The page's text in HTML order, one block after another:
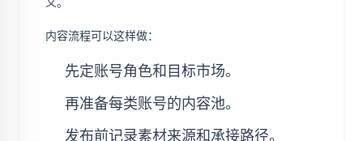
内容流程可以这样做：
先定账号角色和目标市场。
再准备每类账号的内容池。
发布前记录素材来源和承接路径。